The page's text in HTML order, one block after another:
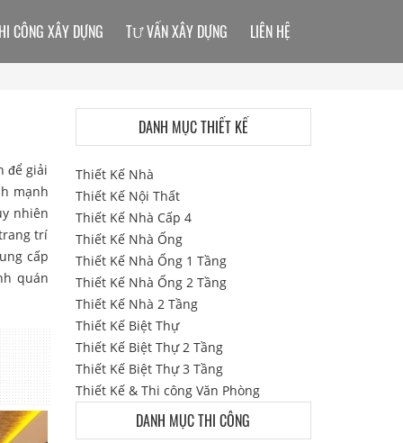
để giải
mạnh
nhiên
trí
cấp
quán
CÔNG XÂY DỰNG TƯ VẤN XÂY DỰNG LIÊN HỆ
DANH MỤC THIẾT KẾ
Thiết Kế Nhà
Thiết Kế Nội Thất
Thiết Kế Nhà Cấp 4
Thiết Kế Nhà Ống
Thiết Kế Nhà Ống 1 Tầng
Thiết Kế Nhà Ống 2 Tầng
Thiết Kế Nhà 2 Tầng
Thiết Kế Biệt Thự
Thiết Kế Biệt Thự 2 Tầng
Thiết Kế Biệt Thự 3 Tầng
Thiết Kế & Thi công Văn Phòng
DANH MỤC THI CÔNG